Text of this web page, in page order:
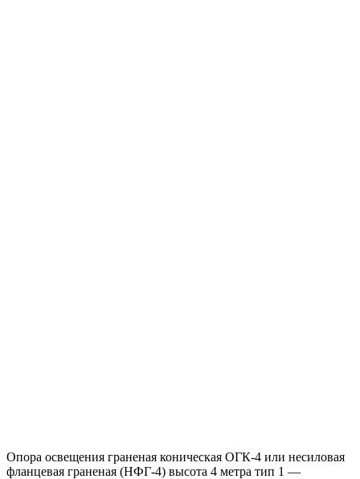
Опора освещения граненая коническая ОГК-4 или несиловая
фланцевая граненая (НФГ-4) высота 4 метра тип 1 —